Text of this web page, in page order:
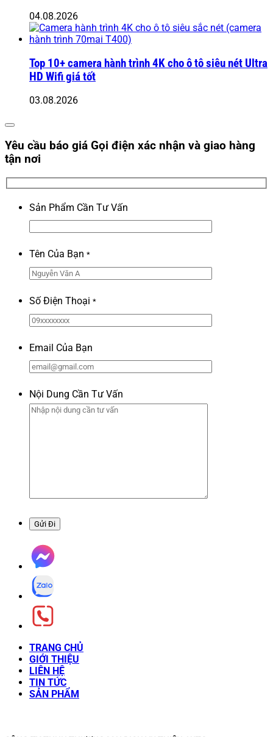
04.08.2026
Top 10+ camera hành trình 4K cho ô tô siêu nét Ultra
HD Wifi giá tốt
03.08.2026
Yêu cầu báo giá Gọi điện xác nhận và giao hàng
tận nơi
Sản Phẩm Cần Tư Vấn
Tên Của Bạn *
Số Điện Thoại *
Email Của Bạn
Nội Dung Cần Tư Vấn
TRANG CHỦ
GIỚI THIỆU
LIÊN HỆ
TIN TỨC
SẢN PHẨM